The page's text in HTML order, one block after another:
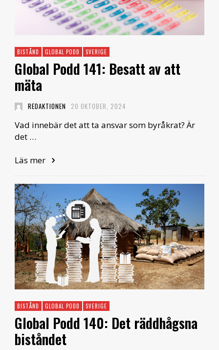
BISTÅND GLOBAL PODD SVERIGE
Global Podd 141: Besatt av att
mäta
REDAKTIONEN 20 OKTOBER, 2024
Vad innebär det att ta ansvar som byråkrat? Är
det …
Läs mer
BISTÅND GLOBAL PODD SVERIGE
Global Podd 140: Det räddhågsna
biståndet